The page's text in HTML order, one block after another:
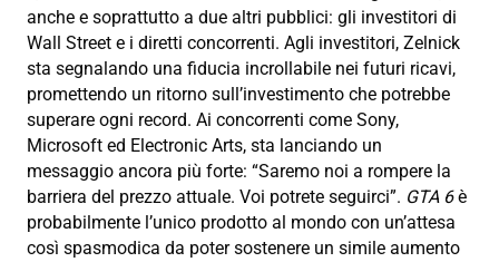
anche e soprattutto a due altri pubblici: gli investitori di
Wall Street e i diretti concorrenti. Agli investitori, Zelnick
sta segnalando una fiducia incrollabile nei futuri ricavi,
promettendo un ritorno sull’investimento che potrebbe
superare ogni record. Ai concorrenti come Sony,
Microsoft ed Electronic Arts, sta lanciando un
messaggio ancora più forte: “Saremo noi a rompere la
barriera del prezzo attuale. Voi potrete seguirci”. GTA 6è
probabilmente l’unico prodotto al mondo con un’attesa
così spasmodica da poter sostenere un simile aumento